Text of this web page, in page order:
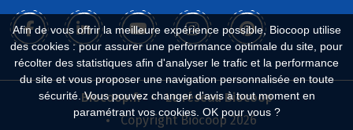
Afin de vous offrir la meilleure expérience possible, Biocoop utilise
des cookies : pour assurer une performance optimale du site, pour
récolter des statistiques afin d'analyser le trafic et la performance
du site et vous proposer une navigation personnalisée en toute
sécurité. Vous pouvez changer d'avis à tout moment en
paramétrant vos cookies. OK pour vous ?
Biocoop.fr
Le réseau Biocoop
Copyright Biocoop 2026